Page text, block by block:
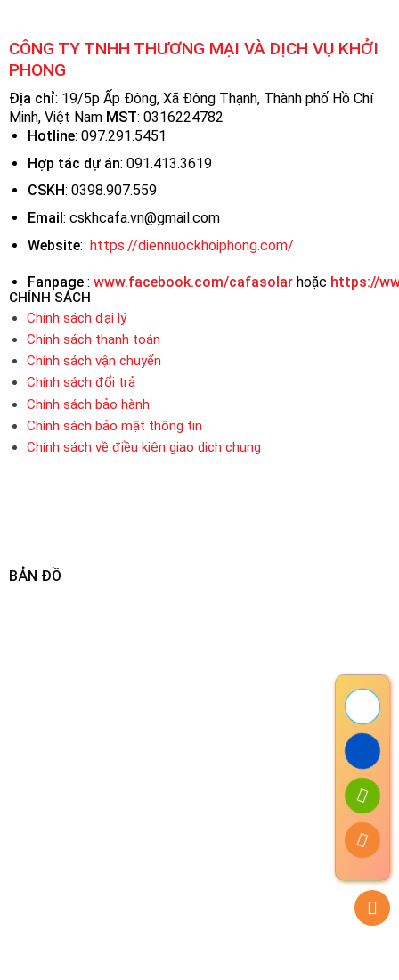
CÔNG TY TNHH THƯƠNG MẠI VÀ DỊCH VỤ KHỞI
PHONG
Địa chỉ: 19/5p Ấp Đông, Xã Đông Thạnh, Thành phố Hồ Chí
Minh, Việt Nam MST: 0316224782
Hotline: 097.291.5451
Hợp tác dự án: 091.413.3619
CSKH: 0398.907.559
Email: cskhcafa.vn@gmail.com
Website: https://diennuockhoiphong.com/
Fanpage : www.facebook.com/cafasolarhoặc https://
CHÍNH SÁCH
Chính sách đại lý
Chính sách thanh toán
Chính sách vận chuyển
Chính sách đổi trả
Chính sách bảo hành
Chính sách bảo mật thông tin
Chính sách về điều kiện giao dịch chung
BẢN ĐỒ